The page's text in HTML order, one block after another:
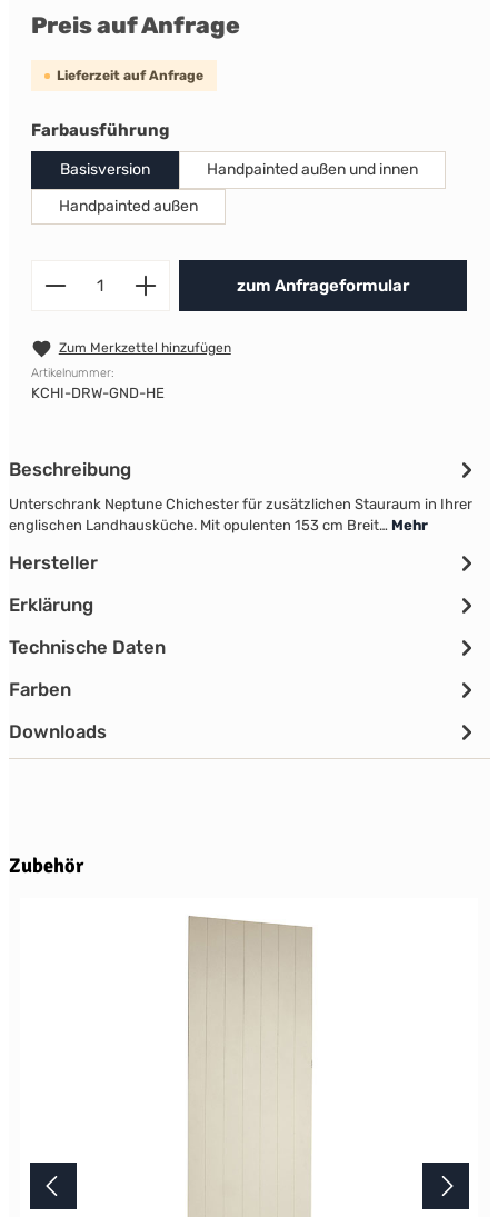
Preis auf Anfrage
Lieferzeit auf Anfrage
Farbausführungauswählen
Basisversion
Handpainted außen und innen
Handpainted außen
Produkt Anzahl: Gib den
zum Anfrageformular
Zum Merkzettel hinzufügen
Artikelnummer:
KCHI-DRW-GND-HE
Beschreibung
Unterschrank Neptune Chichester für zusätzlichen Stauraum in Ihrer
englischen Landhausküche. Mit opulenten 153 cm Breit… Mehr
Hersteller
Erklärung
Technische Daten
Farben
Downloads
Produktgalerie überspringen
Zubehör